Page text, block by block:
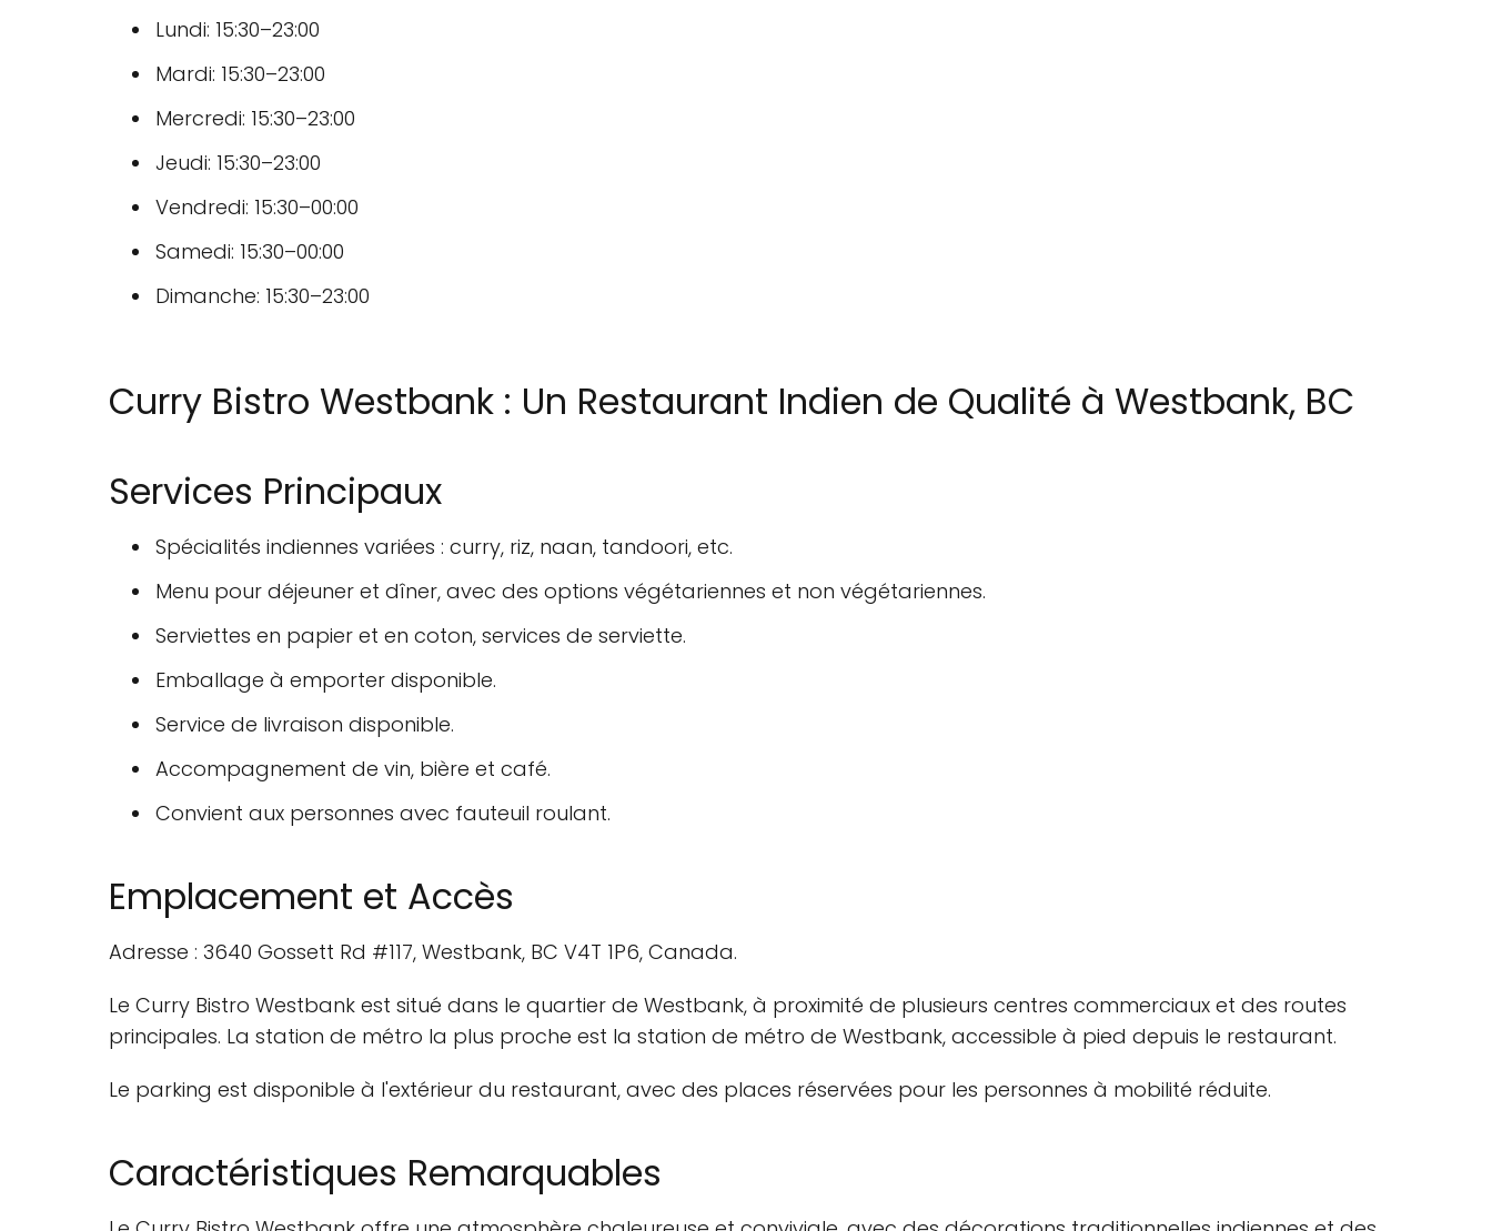
Lundi: 15:30–23:00
Mardi: 15:30–23:00
Mercredi: 15:30–23:00
Jeudi: 15:30–23:00
Vendredi: 15:30–00:00
Samedi: 15:30–00:00
Dimanche: 15:30–23:00
Curry Bistro Westbank : Un Restaurant Indien de Qualité à Westbank, BC
Services Principaux
Spécialités indiennes variées : curry, riz, naan, tandoori, etc.
Menu pour déjeuner et dîner, avec des options végétariennes et non végétariennes.
Serviettes en papier et en coton, services de serviette.
Emballage à emporter disponible.
Service de livraison disponible.
Accompagnement de vin, bière et café.
Convient aux personnes avec fauteuil roulant.
Emplacement et Accès
Adresse : 3640 Gossett Rd #117, Westbank, BC V4T 1P6, Canada.
Le Curry Bistro Westbank est situé dans le quartier de Westbank, à proximité de plusieurs centres commerciaux et des routes
principales. La station de métro la plus proche est la station de métro de Westbank, accessible à pied depuis le restaurant.
Le parking est disponible à l'extérieur du restaurant, avec des places réservées pour les personnes à mobilité réduite.
Caractéristiques Remarquables